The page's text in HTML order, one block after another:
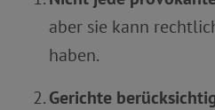
aber sie kann
haben.
Gerichte